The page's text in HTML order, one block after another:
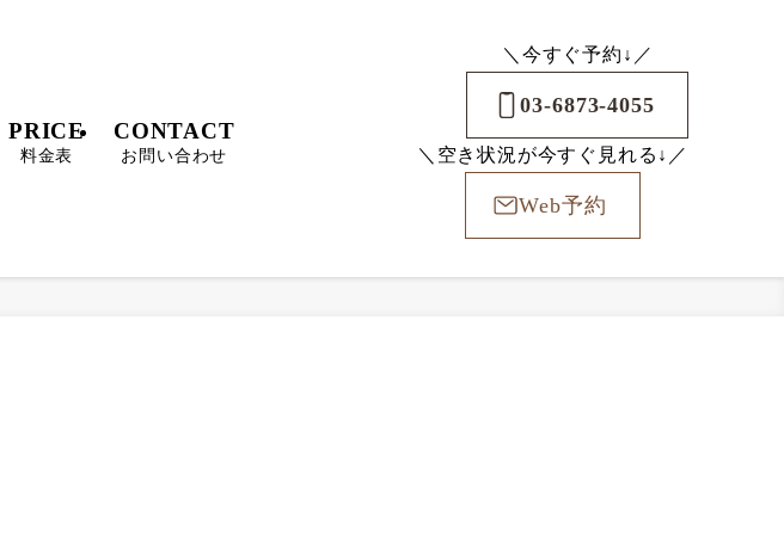
PRICE
料金表
CONTACT
お問い合わせ
＼今すぐ予約↓／
03-6873-4055
＼空き状況が今すぐ見れる↓／
Web予約